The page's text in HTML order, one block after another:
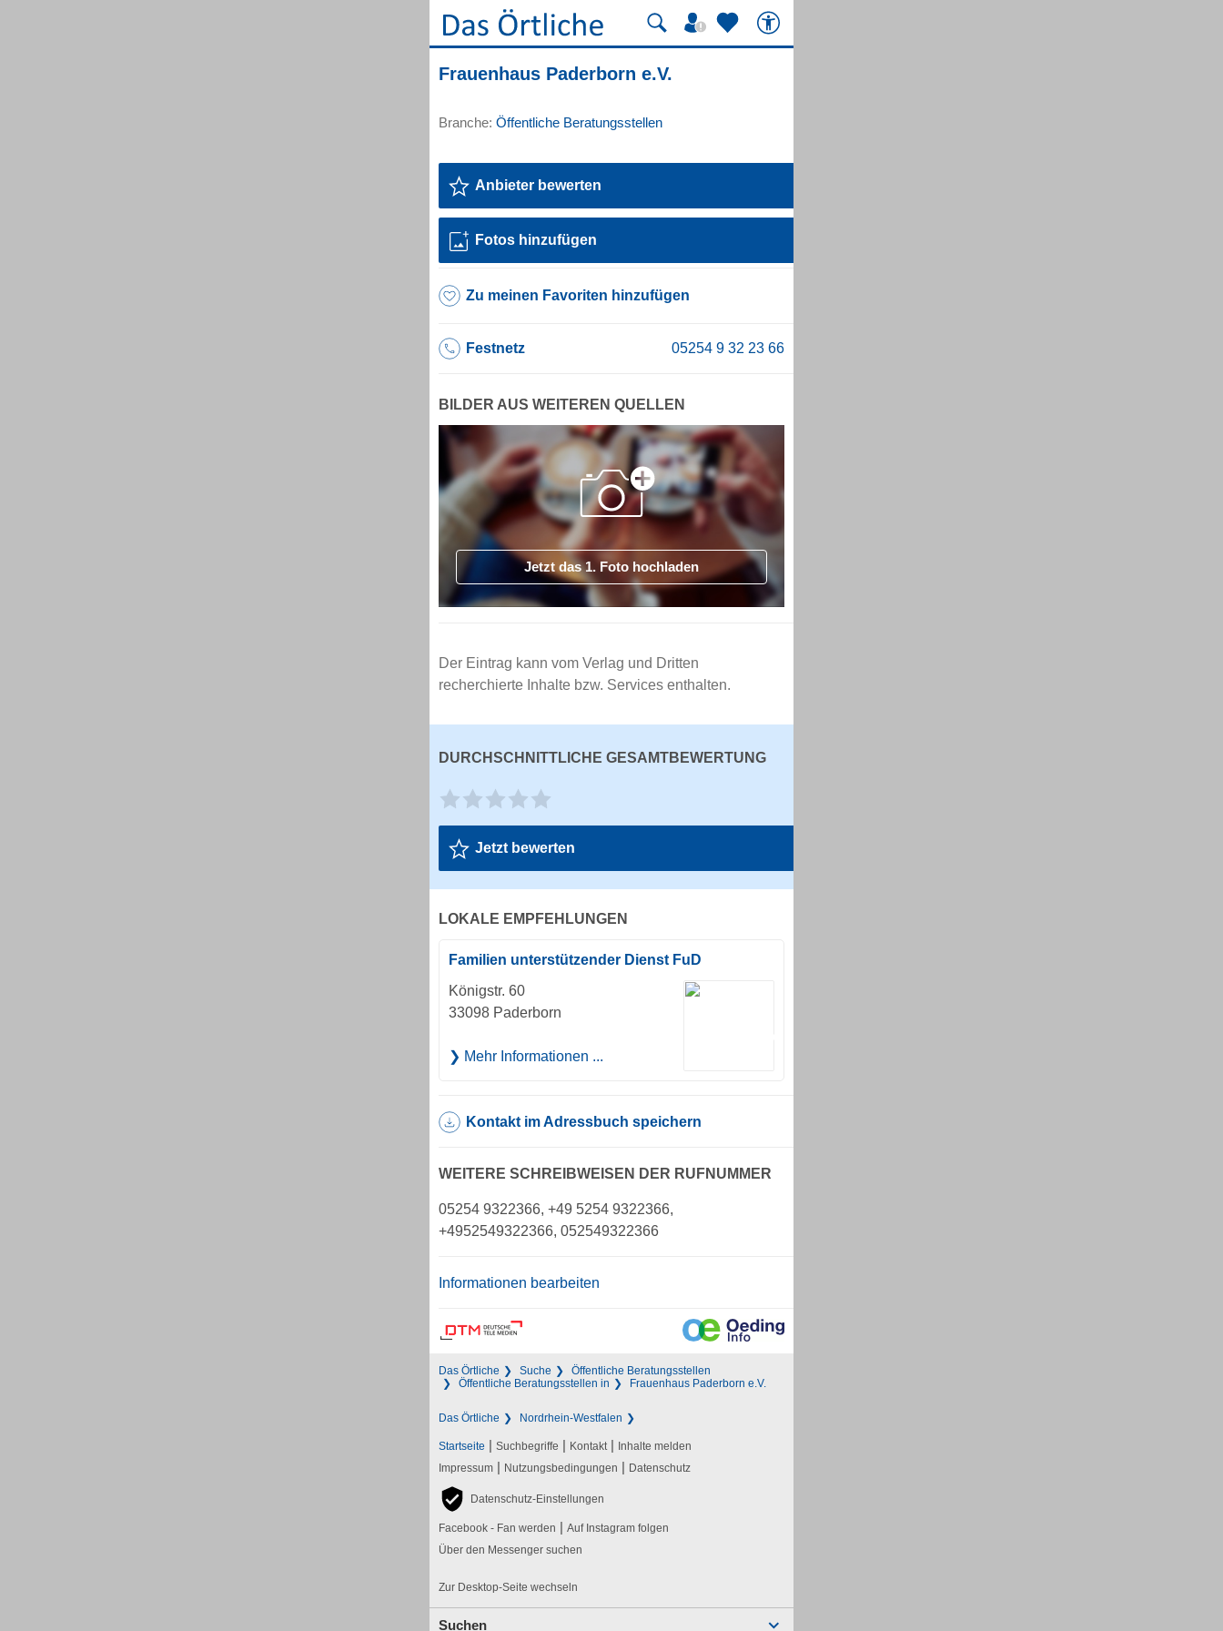
Frauenhaus Paderborn e.V.
Branche: Öffentliche Beratungsstellen
Anbieter bewerten
Fotos hinzufügen
Zu meinen Favoriten hinzufügen
Festnetz
BILDER AUS WEITEREN QUELLEN
Jetzt das 1. Foto hochladen
Der Eintrag kann vom Verlag und Dritten
recherchierte Inhalte bzw. Services enthalten.
DURCHSCHNITTLICHE GESAMTBEWERTUNG
Jetzt bewerten
LOKALE EMPFEHLUNGEN
Familien unterstützender Dienst FuD
Königstr. 60
33098 Paderborn
Mehr Informationen ...
Kontakt im Adressbuch speichern
WEITERE SCHREIBWEISEN DER RUFNUMMER
05254 9322366, +49 5254 9322366,
+4952549322366, 052549322366
Informationen bearbeiten
Das Örtliche Suche
Öffentliche Beratungsstellen
Öffentliche Beratungsstellen in
Frauenhaus Paderborn e.V.
Das Örtliche Nordrhein-Westfalen
Startseite | Suchbegriffe | Kontakt | Inhalte melden
Impressum | Nutzungsbedingungen | Datenschutz
Datenschutz-Einstellungen
Facebook - Fan werden | Auf Instagram folgen
Über den Messenger suchen
Zur Desktop-Seite wechseln
Suchen